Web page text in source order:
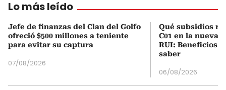
Lo más leído
Jefe de finanzas del Clan del Golfo
ofreció $500 millones a teniente
para evitar su captura
07/08/2026
Qué subsidios
C01 en la nueva
RUI: Beneficios
saber
06/08/2026